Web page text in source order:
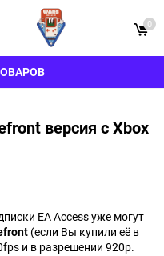
0
версия с Xbox
EA Access уже могут
(если Вы купили её в
и в разрешении 920p.